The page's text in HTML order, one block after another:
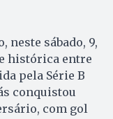
neste sábado, 9,
histórica entre
pela Série B
conquistou
com gol